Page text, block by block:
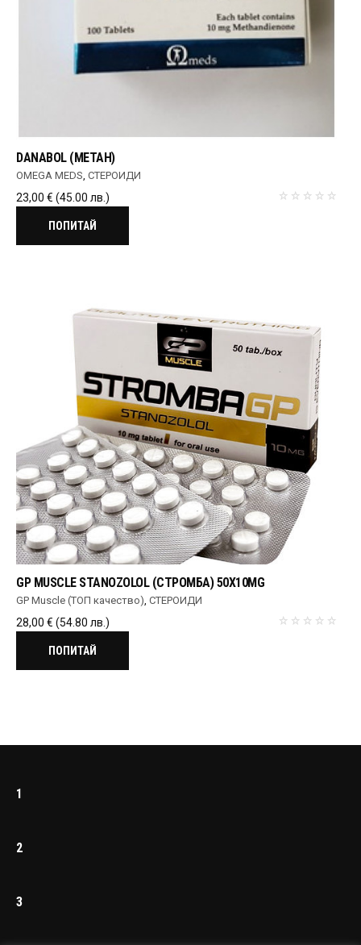
DANABOL (МЕТАН)
OMEGA MEDS ,СТЕРОИДИ
23,00 € (45.00 лв.)
ПОПИТАЙ
GP MUSCLE STANOZOLOL (СТРОМБА) 50X10MG
GP Muscle (ТОП качество) ,СТЕРОИДИ
28,00 € (54.80 лв.)
ПОПИТАЙ
1
2
3